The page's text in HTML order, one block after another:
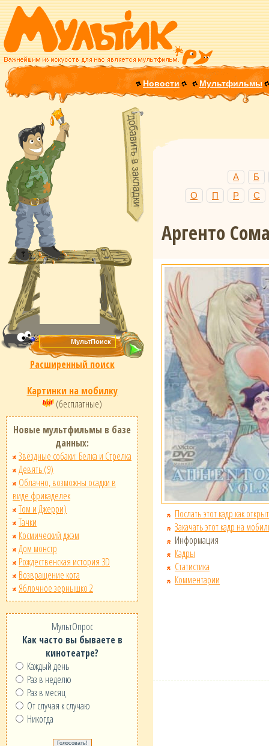
Новости Мультфильмы
Расширенный поиск
Картинки на мобилку
(бесплатные)
Новые мультфильмы в базе
данных:
Звёздные собаки: Белка и Стрелка
Девять (9)
Облачно, возможны осадки в
виде фрикаделек
Том и Джерри)
Тачки
Космический джэм
Дом монстр
Рождественская история 3D
Возвращение кота
Яблочное зернышко 2
МультОпрос
Как часто вы бываете в
кинотеатре?
Каждый день
Раз в неделю
Раз в месяц
От случая к случаю
Никогда
А
Б
О
П Р С
Аргенто
Послать этот кадр как
Закачать этот кадр на
Информация
Кадры
Статистика
Комментарии